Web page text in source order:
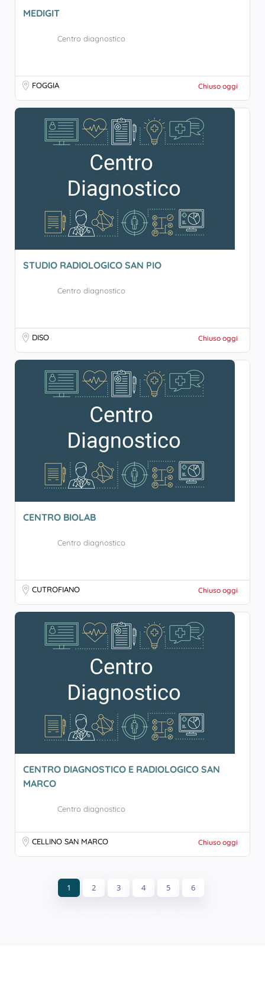
MEDIGIT
Centro diagnostico
FOGGIA Chiuso oggi
STUDIO RADIOLOGICO SAN PIO
Centro diagnostico
DISO Chiuso oggi
CENTRO BIOLAB
Centro diagnostico
CUTROFIANO Chiuso oggi
CENTRO DIAGNOSTICO E RADIOLOGICO SAN
MARCO
Centro diagnostico
CELLINO SAN MARCO Chiuso oggi
1 2 3 4 5 6